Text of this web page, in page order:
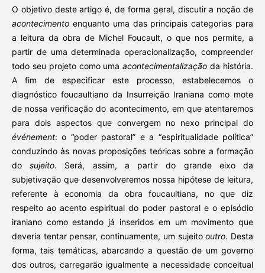
O objetivo deste artigo é, de forma geral, discutir a noção de
acontecimentoenquanto uma das principais categorias para
a leitura da obra de Michel Foucault, o que nos permite, a
partir de uma determinada operacionalização, compreender
todo seu projeto como umaacontecimentalização da história.
A fim de especificar este processo, estabelecemos o
diagnóstico foucaultiano da Insurreição Iraniana como mote
de nossa verificação do acontecimento, em que atentaremos
para dois aspectos que convergem no nexo principal do
événement: o “poder pastoral” e a “espiritualidade política”
conduzindo às novas proposições teóricas sobre a formação
dosujeito. Será, assim, a partir do grande eixo da
subjetivação que desenvolveremos nossa hipótese de leitura,
referente à economia da obra foucaultiana, no que diz
respeito ao acento espiritual do poder pastoral e o episódio
iraniano como estando já inseridos em um movimento que
deveria tentar pensar, continuamente, um sujeitooutro. Desta
forma, tais temáticas, abarcando a questão de um governo
dos outros, carregarão igualmente a necessidade conceitual